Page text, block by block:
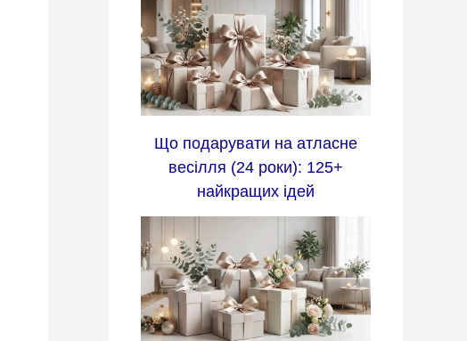
Що подарувати на атласне
весілля (24 роки): 125+
найкращих ідей